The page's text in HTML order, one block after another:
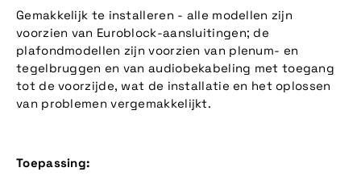
Gemakkelijk te installeren - alle modellen zijn
voorzien van Euroblock-aansluitingen; de
plafondmodellen zijn voorzien van plenum- en
tegelbruggen en van audiobekabeling met toegang
tot de voorzijde, wat de installatie en het oplossen
van problemen vergemakkelijkt.
Toepassing: